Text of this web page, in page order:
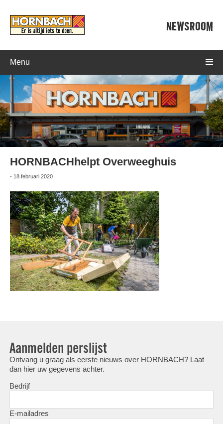
NEWSROOM
Menu
HORNBACHhelpt Overweeghuis
- 18 februari 2020 |
Aanmelden perslijst
Ontvang u graag als eerste nieuws over HORNBACH? Laat
dan hier uw gegevens achter.
Bedrijf
E-mailadres